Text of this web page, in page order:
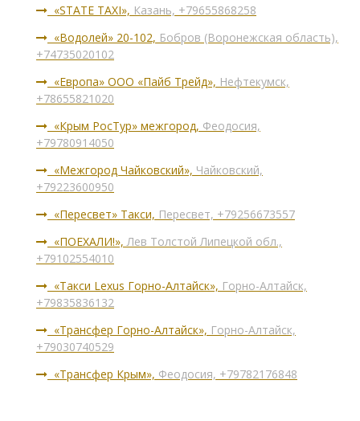
«STATE TAXI», Казань, +79655868258
«Водолей» 20-102, Бобров (Воронежская область),
+74735020102
«Европа» ООО «Пайб Трейд», Нефтекумск,
+78655821020
«Крым РосТур» межгород, Феодосия,
+79780914050
«Межгород Чайковский», Чайковский,
+79223600950
«Пересвет» Такси, Пересвет, +79256673557
«ПОЕХАЛИ!»,Лев Толстой Липецкой обл.,
+79102554010
«Такси Lexus Горно-Алтайск», Горно-Алтайск,
+79835836132
«Трансфер Горно-Алтайск», Горно-Алтайск,
+79030740529
«Трансфер Крым», Феодосия, +79782176848